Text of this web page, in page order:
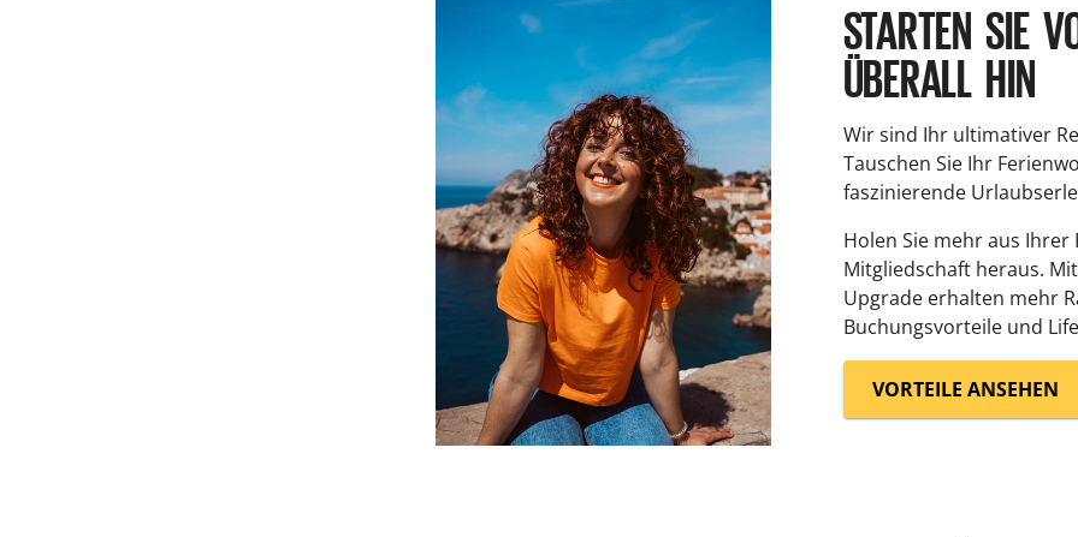
STARTEN SIE
ÜBERALL HIN
Wir sind Ihr ultimativer
Tauschen Sie Ihr
faszinierende
Holen Sie mehr aus Ihrer
Mitgliedschaft heraus.
Upgrade erhalten mehr
Buchungsvorteile und
VORTEILE ANSEHEN